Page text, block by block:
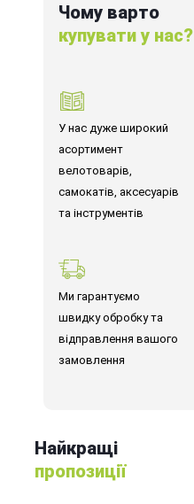
Чому варто
купувати у нас?
У нас дуже широкий
асортимент
велотоварів,
самокатів, аксесуарів
та інструментів
Ми гарантуємо
швидку обробку та
відправлення вашого
замовлення
Найкращі
пропозиції